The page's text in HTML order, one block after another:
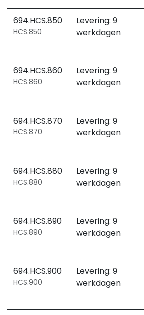
694.HCS.850
HCS.850
Levering: 9
werkdagen
694.HCS.860
HCS.860
Levering: 9
werkdagen
694.HCS.870
HCS.870
Levering: 9
werkdagen
694.HCS.880
HCS.880
Levering: 9
werkdagen
694.HCS.890
HCS.890
Levering: 9
werkdagen
694.HCS.900
HCS.900
Levering: 9
werkdagen